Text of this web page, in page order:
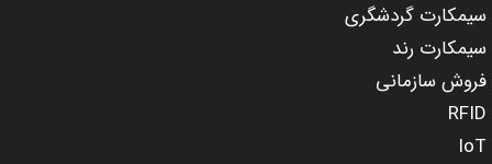
سیمکارت گردشگری
سیمکارت رند
​​​​​​​فروش سازمانی
RFID
IoT